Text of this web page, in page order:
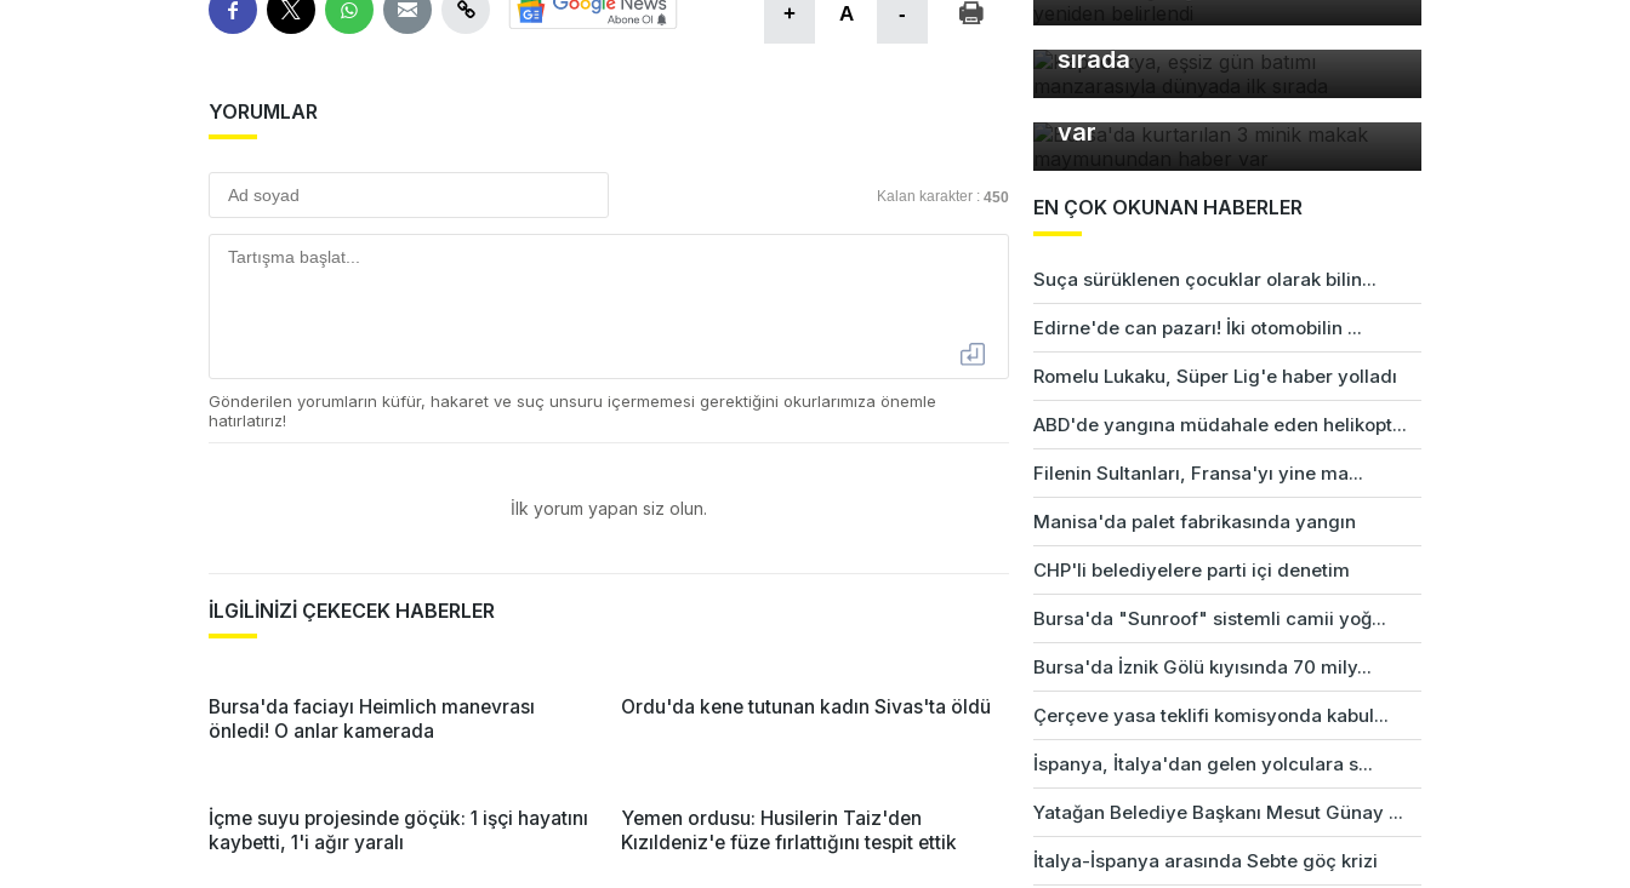
+ A -
YORUMLAR
Kalan karakter : 450
Gönderilen yorumların küfür, hakaret ve suç unsuru içermemesi gerektiğini okurlarımıza önemle
hatırlatırız!
İlk yorum yapan siz olun.
İLGİLİNİZİ ÇEKECEK HABERLER
Bursa'da faciayı Heimlich manevrası
önledi! O anlar kamerada
Ordu'da kene tutunan kadın Sivas'ta öldü
İçme suyu projesinde göçük: 1 işçi hayatını
kaybetti, 1'i ağır yaralı
Yemen ordusu: Husilerin Taiz'den
Kızıldeniz'e füze fırlattığını tespit ettik
manzarasıyla dünyada ilk
sırada
Bursa'da kurtarılan 3 minik
makak maymunundan haber
var
EN ÇOK OKUNAN HABERLER
Suça sürüklenen çocuklar olarak bilin...
Edirne'de can pazarı! İki otomobilin ...
Romelu Lukaku, Süper Lig'e haber yolladı
ABD'de yangına müdahale eden helikopt...
Filenin Sultanları, Fransa'yı yine ma...
Manisa'da palet fabrikasında yangın
CHP'li belediyelere parti içi denetim
Bursa'da "Sunroof" sistemli camii yoğ...
Bursa'da İznik Gölü kıyısında 70 mily...
Çerçeve yasa teklifi komisyonda kabul...
İspanya, İtalya'dan gelen yolculara s...
Yatağan Belediye Başkanı Mesut Günay ...
İtalya-İspanya arasında Sebte göç krizi